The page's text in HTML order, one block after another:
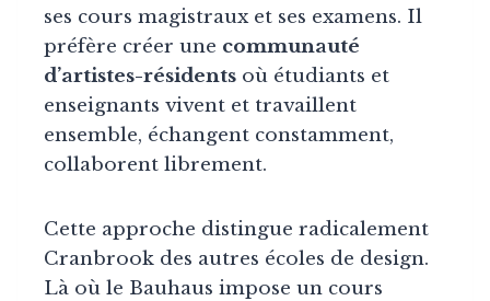
ses cours magistraux et ses examens. Il
préfère créer une communauté
d’artistes-résidents où étudiants et
enseignants vivent et travaillent
ensemble, échangent constamment,
collaborent librement.
Cette approche distingue radicalement
Cranbrook des autres écoles de design.
Là où le Bauhaus impose un cours